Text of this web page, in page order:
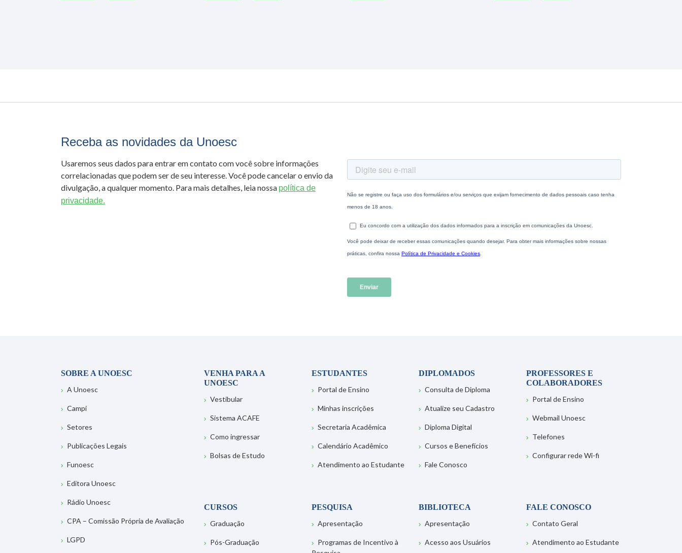
Receba as novidades da Unoesc
Usaremos seus dados para entrar em contato com você sobre informações
correlacionadas que podem ser de seu interesse. Você pode cancelar o envio da
divulgação, a qualquer momento. Para mais detalhes, leia nossa política de
privacidade.
SOBRE A UNOESC
A Unoesc
Campi
Setores
Publicações Legais
Funoesc
Editora Unoesc
Rádio Unoesc
CPA – Comissão Própria de Avaliação
LGPD
VENHA PARA A
UNOESC
Vestibular
Sistema ACAFE
Como ingressar
Bolsas de Estudo
ESTUDANTES
Portal de Ensino
Minhas inscrições
Secretaria Acadêmica
Calendário Acadêmico
Atendimento ao Estudante
DIPLOMADOS
Consulta de Diploma
Atualize seu Cadastro
Diploma Digital
Cursos e Benefícios
Fale Conosco
PROFESSORES E
COLABORADORES
Portal de Ensino
Webmail Unoesc
Telefones
Configurar rede Wi-fi
CURSOS
Graduação
Pós-Graduação
PESQUISA
Apresentação
Programas de Incentivo à
BIBLIOTECA
Apresentação
Acesso aos Usuários
FALE CONOSCO
Contato Geral
Atendimento ao Estudante